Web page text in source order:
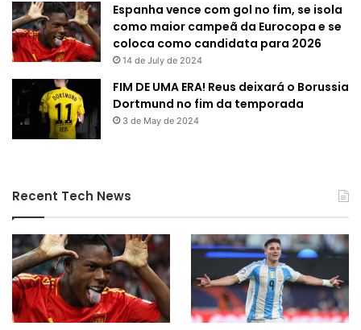
Espanha vence com gol no fim, se isola
como maior campeã da Eurocopa e se
coloca como candidata para 2026
14 de July de 2024
FIM DE UMA ERA! Reus deixará o Borussia
Dortmund no fim da temporada
3 de May de 2024
Recent Tech News